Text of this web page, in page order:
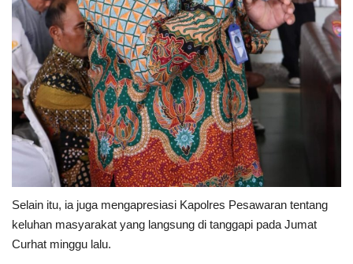
Selain itu, ia juga mengapresiasi Kapolres Pesawaran tentang
keluhan masyarakat yang langsung di tanggapi pada Jumat
Curhat minggu lalu.